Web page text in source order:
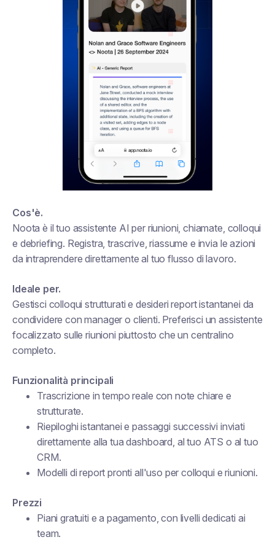
Cos'è.
Noota è il tuo assistente AI per riunioni, chiamate, colloqui
e debriefing. Registra, trascrive, riassume e invia le azioni
da intraprendere direttamente al tuo flusso di lavoro.
Ideale per.
Gestisci colloqui strutturati e desideri report istantanei da
condividere con manager o clienti. Preferisci un assistente
focalizzato sulle riunioni piuttosto che un centralino
completo.
Funzionalità principali
Trascrizione in tempo reale con note chiare e
strutturate.
Riepiloghi istantanei e passaggi successivi inviati
direttamente alla tua dashboard, al tuo ATS o al tuo
CRM.
Modelli di report pronti all'uso per colloqui e riunioni.
Prezzi
Piani gratuiti e a pagamento, con livelli dedicati ai
team.